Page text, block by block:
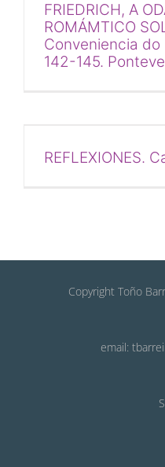
FRIEDRICH, A
ROMÁMTICO
Conveniencia do
142-145.
REFLEXIONES.
Copyright Toño
email: